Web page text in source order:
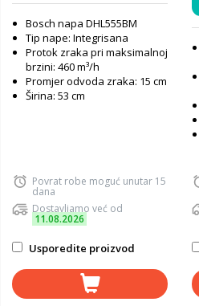
Bosch napa DHL555BM
Tip nape: Integrisana
Protok zraka pri maksimalnoj
brzini: 460 m³/h
Promjer odvoda zraka: 15 cm
Širina: 53 cm
Povrat robe moguć unutar 15
dana
Dostavljamo već od
11.08.2026
Usporedite proizvod